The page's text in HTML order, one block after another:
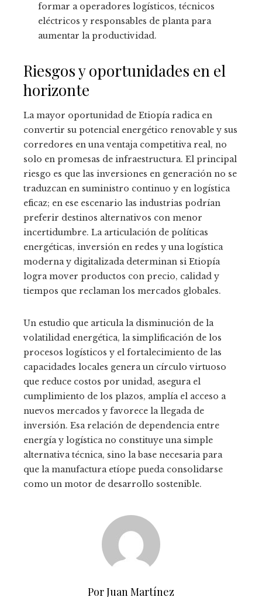
formar a operadores logísticos, técnicos
eléctricos y responsables de planta para
aumentar la productividad.
Riesgos y oportunidades en el
horizonte
La mayor oportunidad de Etiopía radica en
convertir su potencial energético renovable y sus
corredores en una ventaja competitiva real, no
solo en promesas de infraestructura. El principal
riesgo es que las inversiones en generación no se
traduzcan en suministro continuo y en logística
eficaz; en ese escenario las industrias podrían
preferir destinos alternativos con menor
incertidumbre. La articulación de políticas
energéticas, inversión en redes y una logística
moderna y digitalizada determinan si Etiopía
logra mover productos con precio, calidad y
tiempos que reclaman los mercados globales.
Un estudio que articula la disminución de la
volatilidad energética, la simplificación de los
procesos logísticos y el fortalecimiento de las
capacidades locales genera un círculo virtuoso
que reduce costos por unidad, asegura el
cumplimiento de los plazos, amplía el acceso a
nuevos mercados y favorece la llegada de
inversión. Esa relación de dependencia entre
energía y logística no constituye una simple
alternativa técnica, sino la base necesaria para
que la manufactura etíope pueda consolidarse
como un motor de desarrollo sostenible.
Por Juan Martínez